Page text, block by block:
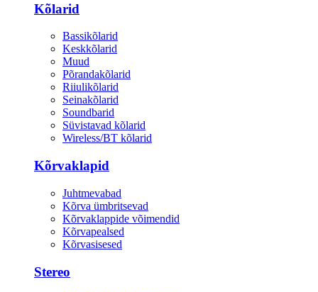
Kõlarid
Bassikõlarid
Keskkõlarid
Muud
Põrandakõlarid
Riiulikõlarid
Seinakõlarid
Soundbarid
Süvistavad kõlarid
Wireless/BT kõlarid
Kõrvaklapid
Juhtmevabad
Kõrva ümbritsevad
Kõrvaklappide võimendid
Kõrvapealsed
Kõrvasisesed
Stereo